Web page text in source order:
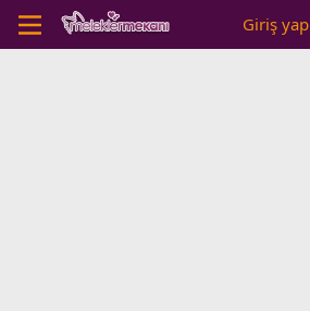
Giriş yap